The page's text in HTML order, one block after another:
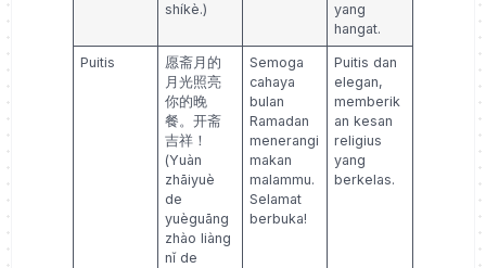
shíkè.)
yang
hangat.
Puitis
愿斋月的
月光照亮
你的晚
餐。开斋
吉祥！
(Yuàn
zhāiyuè
de
yuèguāng
zhào liàng
nǐ de
Semoga
cahaya
bulan
Ramadan
menerangi
makan
malammu.
Selamat
berbuka!
Puitis dan
elegan,
memberik
an kesan
religius
yang
berkelas.